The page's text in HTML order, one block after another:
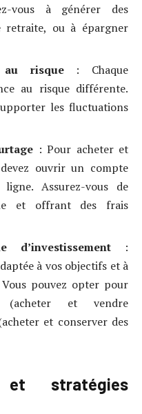
vous à générer des
retraite, ou à épargner
risque: Chaque
au risque différente.
les fluctuations
: Pour acheter et
ouvrir un compte
Assurez-vous de
et offrant des frais
:
à vos objectifs et à
pouvez opter pour
et vendre
et conserver des
et stratégies